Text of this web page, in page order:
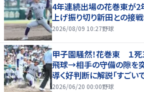
4年連続出場の花巻東が2
上げ振り切り新田との接戦
2026/08/09 10:27野球
甲子園騒然！花巻東 １
飛球→相手の守備の隙を
導く好判断に解説「すごい
いプレー」
2026/06/20 00:00野球